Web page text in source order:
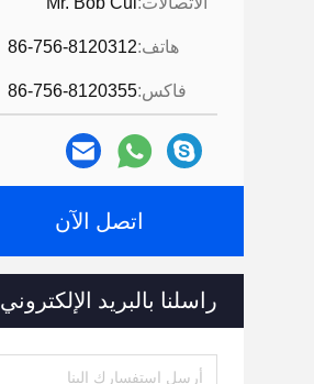
هاتف:86-756-8120312
فاكس:86-756-8120355
اتصل الآن
راسلنا بالبريد الإلكتروني